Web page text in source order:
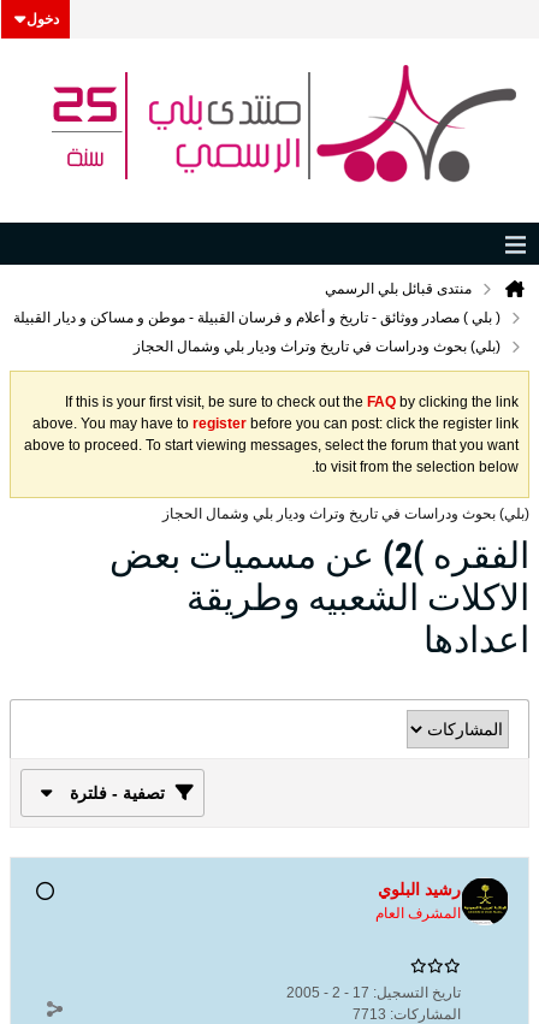
دخول
منتدى قبائل بلي الرسمي
( بلي ) مصادر ووثائق - تاريخ و أعلام و فرسان القبيلة - موطن و مساكن و ديار القبيلة
(بلي) بحوث ودراسات في تاريخ وتراث وديار بلي وشمال الحجاز
If this is your first visit, be sure to check out the FAQ by clicking the link
above. You may have to register before you can post: click the register link
above to proceed. To start viewing messages, select the forum that you want
to visit from the selection below.
(بلي) بحوث ودراسات في تاريخ وتراث وديار بلي وشمال الحجاز
الفقره )2) عن مسميات بعض
الاكلات الشعبيه وطريقة
اعدادها
تصفية - فلترة
رشيد البلوي
المشرف العام
تاريخ التسجيل: 17 - 2 - 2005
المشاركات: 7713